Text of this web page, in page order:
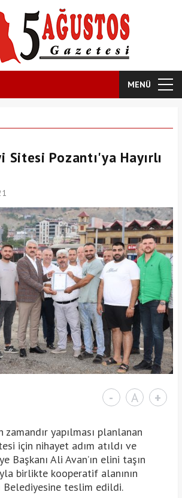
MENÜ
Sitesi Pozantı'ya Hayırlı
- A +
zamandır yapılması planlanan
için nihayet adım atıldı ve
Başkanı Ali Avan’ın elini taşın
birlikte kooperatif alanının
Belediyesine teslim edildi.